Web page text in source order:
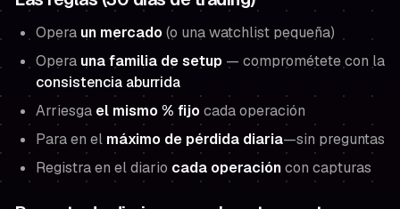
Opera un mercado(o una watchlist pequeña)
Opera una familia de setup — comprométete con la
consistencia aburrida
Arriesga el mismo % fijocada operación
Para en el máximo de pérdida diaria—sin preguntas
Registra en el diario cada operacióncon capturas